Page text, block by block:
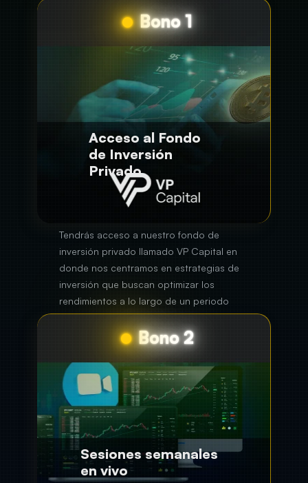
Bono 1
Acceso al Fondo
de Inversión
Privado
Bono 2
Sesiones semanales
en vivo